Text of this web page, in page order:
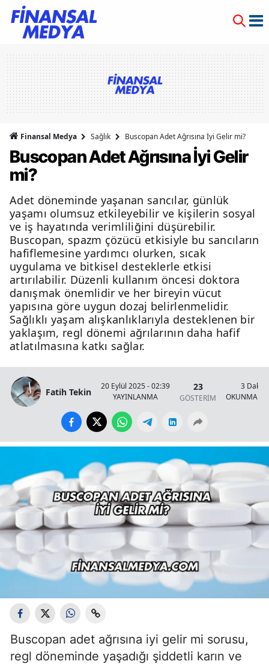
Finansal Medya Sağlık Buscopan Adet Ağrısına İyi Gelir mi?
Buscopan Adet Ağrısına İyi Gelir
mi?
Adet döneminde yaşanan sancılar, günlük
yaşamı olumsuz etkileyebilir ve kişilerin sosyal
ve iş hayatında verimliliğini düşürebilir.
Buscopan, spazm çözücü etkisiyle bu sancıların
hafiflemesine yardımcı olurken, sıcak
uygulama ve bitkisel desteklerle etkisi
artırılabilir. Düzenli kullanım öncesi doktora
danışmak önemlidir ve her bireyin vücut
yapısına göre uygun dozaj belirlenmelidir.
Sağlıklı yaşam alışkanlıklarıyla desteklenen bir
yaklaşım, regl dönemi ağrılarının daha hafif
atlatılmasına katkı sağlar.
Fatih Tekin
20 Eylül 2025 - 02:39
YAYINLANMA
23
GÖSTERİM
3 Dakika
OKUNMA
Buscopan adet ağrısına iyi gelir mi sorusu,
regl döneminde yaşadığı şiddetli karın ve